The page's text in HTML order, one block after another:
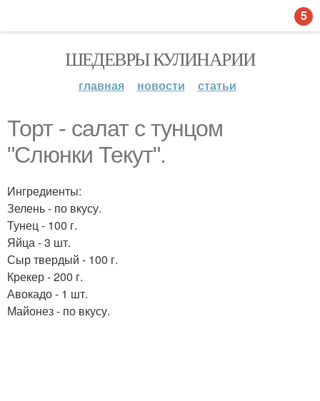
ШЕДЕВРЫ КУЛИНАРИИ
главная новости статьи
Торт - салат с тунцом
"Слюнки Текут".
Ингредиенты:
Зелень - по вкусу.
Тунец - 100 г.
Яйца - 3 шт.
Сыр твердый - 100 г.
Крекер - 200 г.
Авокадо - 1 шт.
Майонез - по вкусу.
5